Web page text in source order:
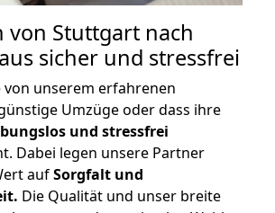
von Stuttgart nach
sicher und stressfrei
von unserem erfahrenen
Umzüge oder dass ihre
und stressfrei
Dabei legen unsere Partner
aufSorgfalt und
Die Qualität und unser breite